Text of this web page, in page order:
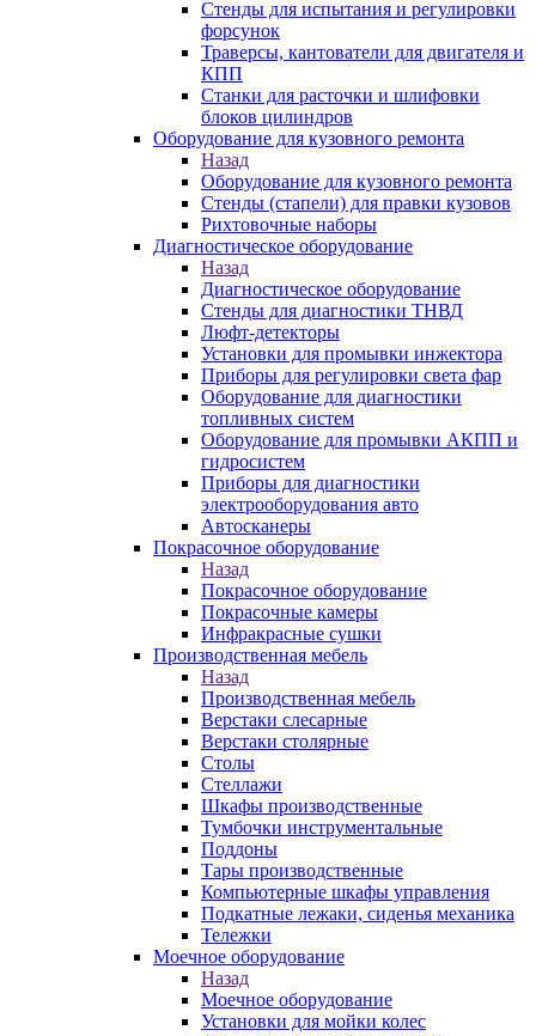
Стенды для испытания и регулировки
форсунок
Траверсы, кантователи для двигателя и
КПП
Станки для расточки и шлифовки
блоков цилиндров
Оборудование для кузовного ремонта
Назад
Оборудование для кузовного ремонта
Стенды (стапели) для правки кузовов
Рихтовочные наборы
Диагностическое оборудование
Назад
Диагностическое оборудование
Стенды для диагностики ТНВД
Люфт-детекторы
Установки для промывки инжектора
Приборы для регулировки света фар
Оборудование для диагностики
топливных систем
Оборудование для промывки АКПП и
гидросистем
Приборы для диагностики
электрооборудования авто
Автосканеры
Покрасочное оборудование
Назад
Покрасочное оборудование
Покрасочные камеры
Инфракрасные сушки
Производственная мебель
Назад
Производственная мебель
Верстаки слесарные
Верстаки столярные
Столы
Стеллажи
Шкафы производственные
Тумбочки инструментальные
Поддоны
Тары производственные
Компьютерные шкафы управления
Подкатные лежаки, сиденья механика
Тележки
Моечное оборудование
Назад
Моечное оборудование
Установки для мойки колес